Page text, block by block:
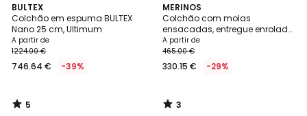
BULTEX
Colchão em espuma BULTEX
Nano 25 cm, Ultimum
A partir de
1224.00 €
746.64 € -39%
5
/
5
5
/
MERINOS
Colchão com molas
ensacadas, entregue enrolado,
Smiling
A partir de
465.00 €
330.15 € -29%
3
/
5
3
/